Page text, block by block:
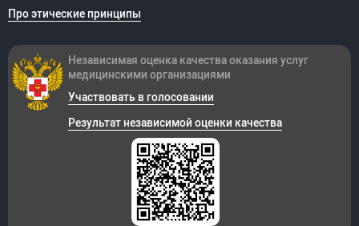
Про этические принципы
Независимая оценка качества оказания услуг
медицинскими организациями
Участвовать в голосовании
Результат независимой оценки качества